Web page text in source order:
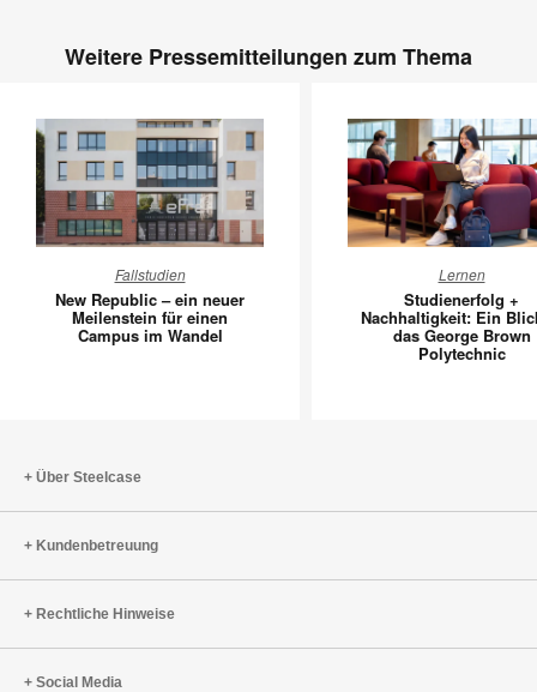
Weitere Pressemitteilungen zum Thema
Republic
–
ein
im
Wandel
Fallstudien
New Republic – ein neuer
Meilenstein für einen
Campus im Wandel
+
Ein
Lernen
Studienerfolg +
Nachhaltigkeit: Ein
das George Brown
Polytechnic
Über Steelcase
Kundenbetreuung
Rechtliche Hinweise
Social Media